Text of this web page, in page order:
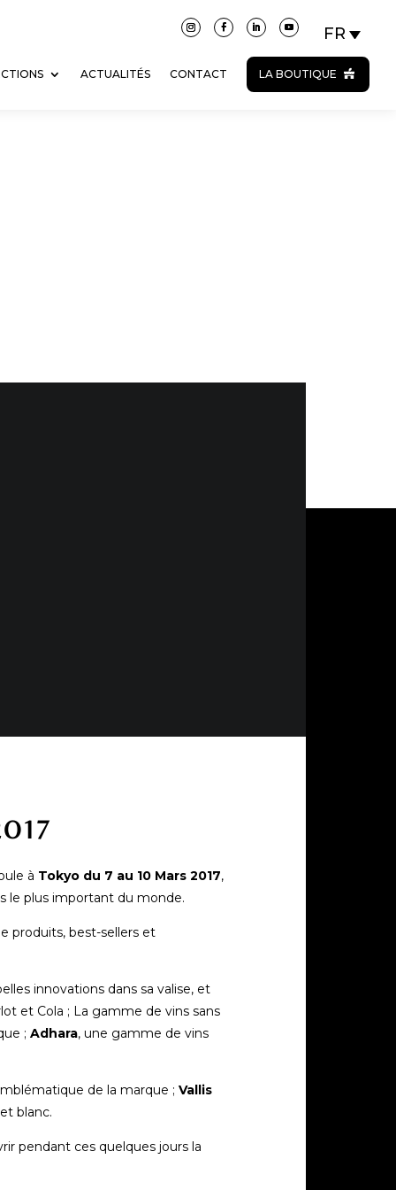
ACTUALITÉS CONTACT LA BOUTIQUE
à Tokyo du 7 au 10 Mars 2017,
le plus important du monde.
produits, best-sellers et
innovations dans sa valise, et
et Cola ; La gamme de vins sans
; Adhara, une gamme de vins
de la marque ; Vallis
blanc.
pendant ces quelques jours la